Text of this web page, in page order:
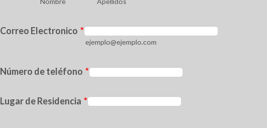
Correo Electronico *
ejemplo@ejemplo.com
Número de teléfono *
Lugar de Residencia *